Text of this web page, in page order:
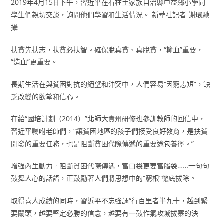
2019年4月15日下午，習近平在石柱土家族自治縣中益鄉小學同
學生們親切交談，詢問他們學習和生活情況。 新華社記者 謝環馳
攝
扶貧先扶志，扶貧必扶智。確保脫真貧、真脫貧，“輸血”重要，
“造血”更重要。
長期生活在與貧困對抗的絕望和沖突中，人們容易“因窮志短”，缺
乏改變的欲望和信心。
在給“國培計劃（2014）”北師大貴州研修班參訓教師的回信中，
習近平囑咐老師們，“讓貧困地區的孩子們接受良好教育，是扶貧
開發的重要任務，也是阻斷貧困代際傳遞的重要途包養徑。”
增強內生動力，阻斷貧困代際傳遞，富口袋更要富腦袋……一句句
鼓舞人心的話語，正鼓勵著人們將思想中的“窮根”徹底拔除。
取得喜人成績的同時，習近平不忘強調“行百里者半九十，越到緊
要關頭，越要堅定必勝的信念，越要有一鼓作氣攻城拔寨的決